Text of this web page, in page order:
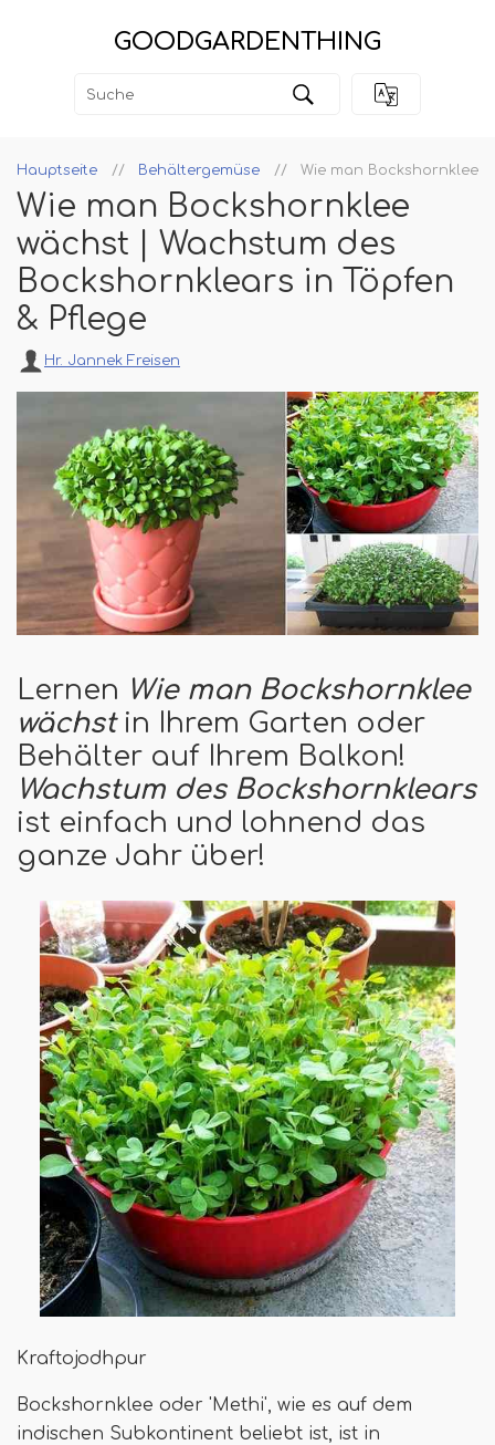
GOODGARDENTHING
Hauptseite Behältergemüse Wie man Bockshornklee
Wie man Bockshornklee
wächst | Wachstum des
Bockshornklears in Töpfen
& Pflege
Hr. Jannek Freisen
Lernen Wie man Bockshornklee
wächstin Ihrem Garten oder
Behälter auf Ihrem Balkon!
Wachstum des Bockshornklears
ist einfach und lohnend das
ganze Jahr über!
Kraftojodhpur
Bockshornklee oder 'Methi', wie es auf dem
indischen Subkontinent beliebt ist, ist in